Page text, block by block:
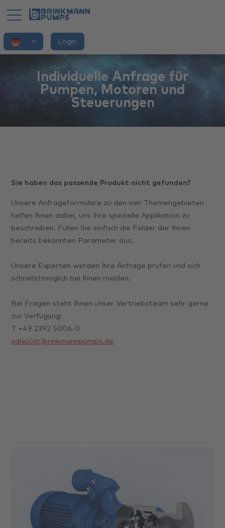
Home
Application
Products
Deutsch Login
Individuelle Anfrage für
Pumpen, Motoren und
Steuerungen
Sie haben das passende Produkt nicht gefunden?
Unsere Anfrageformulare zu den vier Themengebieten
helfen Ihnen dabei, uns Ihre spezielle Applikation zu
beschreiben. Füllen Sie einfach die Felder der Ihnen
bereits bekannten Parameter aus.
Unsere Experten werden Ihre Anfrage prüfen und sich
schnellstmöglich bei Ihnen melden.
Bei Fragen steht Ihnen unser Vertriebsteam sehr gerne
zur Verfügung:
T +49 2392 5006-0
sales(at)brinkmannpumps.de